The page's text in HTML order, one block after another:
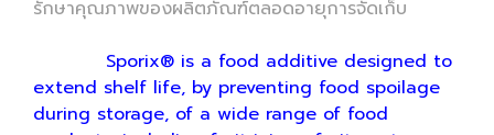
รักษาคุณภาพของผลิตภัณฑ์ตลอดอายุการจัดเก็บ
Sporix® is a food additive designed to
extend shelf life, by preventing food spoilage
during storage, of a wide range of food